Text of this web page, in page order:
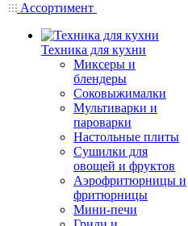
Ассортимент
Техника для кухни
Миксеры и
блендеры
Соковыжималки
Мультиварки и
пароварки
Настольные плиты
Сушилки для
овощей и фруктов
Аэрофритюрницы и
фритюрницы
Мини-печи